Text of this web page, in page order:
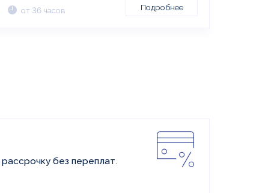
от 36 часов Подробнее
рассрочку без переплат.